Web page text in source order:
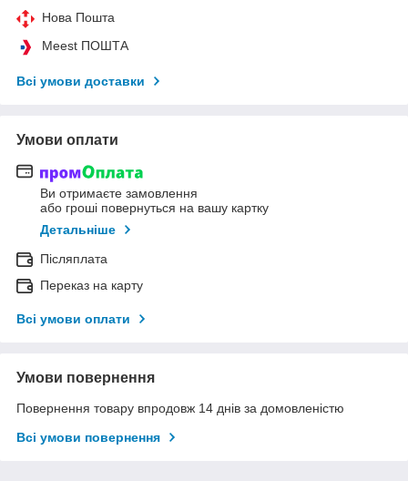
Нова Пошта
Meest ПОШТА
Всі умови доставки
Умови оплати
Ви отримаєте замовлення
або гроші повернуться на вашу картку
Детальніше
Післяплата
Переказ на карту
Всі умови оплати
Умови повернення
Повернення товару впродовж 14 днів за домовленістю
Всі умови повернення